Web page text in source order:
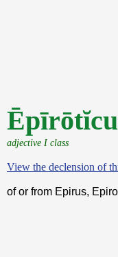
adjective I class
View the declension of
of or from Epirus,